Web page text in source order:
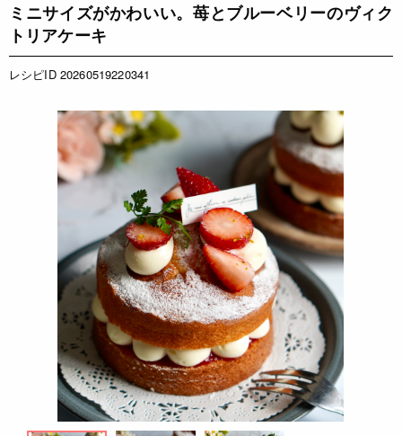
ミニサイズがかわいい。苺とブルーベリーのヴィク
トリアケーキ
レシピID 20260519220341